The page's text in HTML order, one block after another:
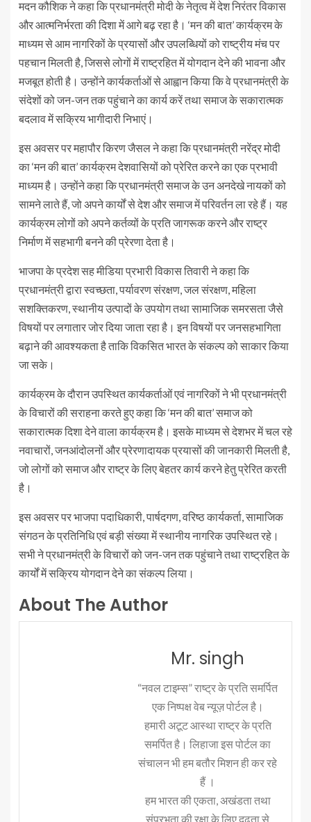
मदन कौशिक ने कहा कि प्रधानमंत्री मोदी के नेतृत्व में देश निरंतर विकास
और आत्मनिर्भरता की दिशा में आगे बढ़ रहा है। ‘मन की बात’ कार्यक्रम के
माध्यम से आम नागरिकों के प्रयासों और उपलब्धियों को राष्ट्रीय मंच पर
पहचान मिलती है, जिससे लोगों में राष्ट्रहित में योगदान देने की भावना और
मजबूत होती है। उन्होंने कार्यकर्ताओं से आह्वान किया कि वे प्रधानमंत्री के
संदेशों को जन-जन तक पहुंचाने का कार्य करें तथा समाज के सकारात्मक
बदलाव में सक्रिय भागीदारी निभाएं।
इस अवसर पर महापौर किरण जैसल ने कहा कि प्रधानमंत्री नरेंद्र मोदी
का ‘मन की बात’ कार्यक्रम देशवासियों को प्रेरित करने का एक प्रभावी
माध्यम है। उन्होंने कहा कि प्रधानमंत्री समाज के उन अनदेखे नायकों को
सामने लाते हैं, जो अपने कार्यों से देश और समाज में परिवर्तन ला रहे हैं। यह
कार्यक्रम लोगों को अपने कर्तव्यों के प्रति जागरूक करने और राष्ट्र
निर्माण में सहभागी बनने की प्रेरणा देता है।
भाजपा के प्रदेश सह मीडिया प्रभारी विकास तिवारी ने कहा कि
प्रधानमंत्री द्वारा स्वच्छता, पर्यावरण संरक्षण, जल संरक्षण, महिला
सशक्तिकरण, स्थानीय उत्पादों के उपयोग तथा सामाजिक समरसता जैसे
विषयों पर लगातार जोर दिया जाता रहा है। इन विषयों पर जनसहभागिता
बढ़ाने की आवश्यकता है ताकि विकसित भारत के संकल्प को साकार किया
जा सके।
कार्यक्रम के दौरान उपस्थित कार्यकर्ताओं एवं नागरिकों ने भी प्रधानमंत्री
के विचारों की सराहना करते हुए कहा कि ‘मन की बात’ समाज को
सकारात्मक दिशा देने वाला कार्यक्रम है। इसके माध्यम से देशभर में चल रहे
नवाचारों, जनआंदोलनों और प्रेरणादायक प्रयासों की जानकारी मिलती है,
जो लोगों को समाज और राष्ट्र के लिए बेहतर कार्य करने हेतु प्रेरित करती
है।
इस अवसर पर भाजपा पदाधिकारी, पार्षदगण, वरिष्ठ कार्यकर्ता, सामाजिक
संगठन के प्रतिनिधि एवं बड़ी संख्या में स्थानीय नागरिक उपस्थित रहे।
सभी ने प्रधानमंत्री के विचारों को जन-जन तक पहुंचाने तथा राष्ट्रहित के
कार्यों में सक्रिय योगदान देने का संकल्प लिया।
About The Author
Mr. singh
“नवल टाइम्स” राष्ट्र के प्रति समर्पित
एक निष्पक्ष वेब न्यूज़ पोर्टल है।
हमारी अटूट आस्था राष्ट्र के प्रति
समर्पित है। लिहाजा इस पोर्टल का
संचालन भी हम बतौर मिशन ही कर रहे
हैं ।
हम भारत की एकता, अखंडता तथा
संप्रभुता की रक्षा के लिए दृढ़ता से